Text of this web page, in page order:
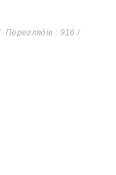
Переглядів : 916